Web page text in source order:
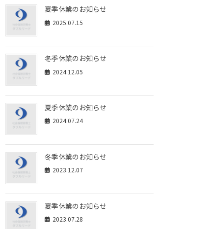
夏季休業のお知らせ
2025.07.15
冬季休業のお知らせ
2024.12.05
夏季休業のお知らせ
2024.07.24
冬季休業のお知らせ
2023.12.07
夏季休業のお知らせ
2023.07.28